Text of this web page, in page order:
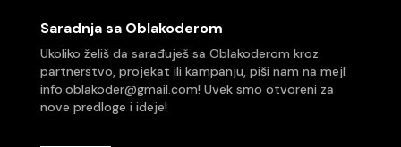
Saradnja sa Oblakoderom
Ukoliko želiš da sarađuješ sa Oblakoderom kroz
partnerstvo, projekat ili kampanju, piši nam na mejl
info.oblakoder@gmail.com! Uvek smo otvoreni za
nove predloge i ideje!